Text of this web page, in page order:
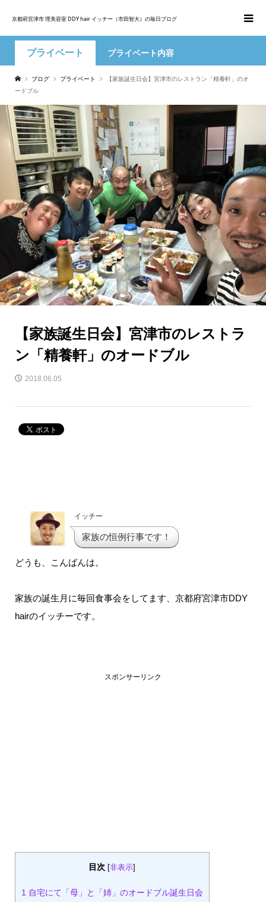
京都府宮津市 理美容室 DDY hair イッチー（市田智大）の毎日ブログ
プライベート プライベート内容
ブログ プライベート
【家族誕生日会】宮津市のレストラン「精養軒」のオ
ードブル
【家族誕生日会】宮津市のレストラ
ン「精養軒」のオードブル
2018.06.05
イッチー
家族の恒例行事です！
どうも、こんばんは。
家族の誕生月に毎回食事会をしてます、京都府宮津市DDY
hairのイッチーです。
スポンサーリンク
目次 [非表示]
1 自宅にて「母」と「姉」のオードブル誕生日会